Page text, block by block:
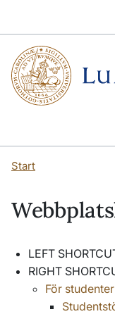
Start
LEFT
RIGHT
För studenter